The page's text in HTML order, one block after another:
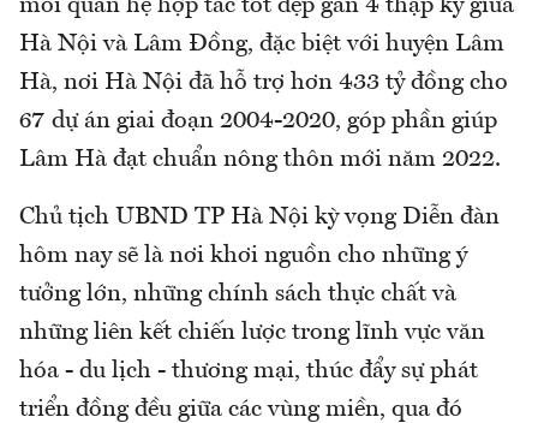
mối quan hệ hợp tác tốt đẹp gần 4 thập kỷ giữa
Hà Nội và Lâm Đồng, đặc biệt với huyện Lâm
Hà, nơi Hà Nội đã hỗ trợ hơn 433 tỷ đồng cho
67 dự án giai đoạn 2004-2020, góp phần giúp
Lâm Hà đạt chuẩn nông thôn mới năm 2022.
Chủ tịch UBND TP Hà Nội kỳ vọng Diễn đàn
hôm nay sẽ là nơi khơi nguồn cho những ý
tưởng lớn, những chính sách thực chất và
những liên kết chiến lược trong lĩnh vực văn
hóa - du lịch - thương mại, thúc đẩy sự phát
triển đồng đều giữa các vùng miền, qua đó